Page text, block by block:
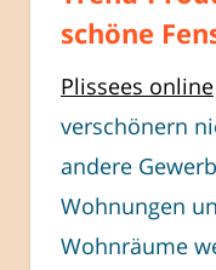
schöne
Plissees online
verschönern
andere
Wohnungen
Wohnräume